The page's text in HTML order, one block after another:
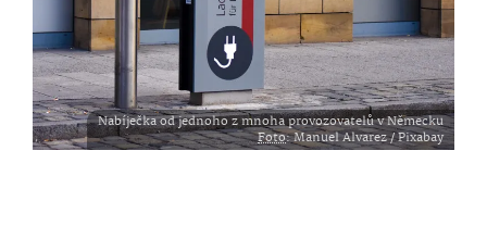
Nabíječka od jednoho z mnoha provozovatelů v Německu
Foto: Manuel Alvarez / Pixabay